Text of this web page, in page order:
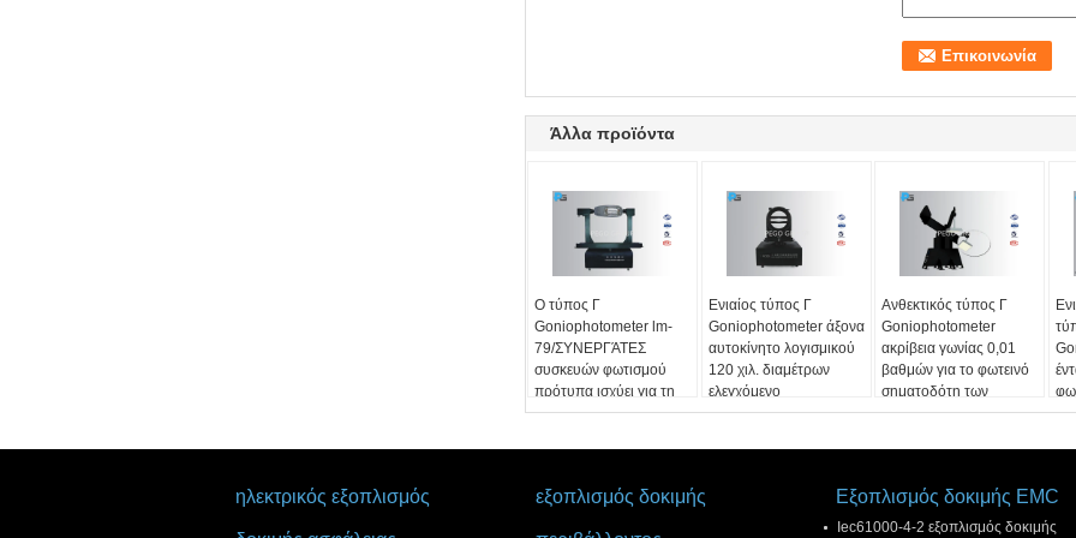
Άλλα προϊόντα
Ο τύπος Γ
Goniophotometer lm-
79/ΣΥΝΕΡΓΆΤΕΣ
συσκευών φωτισμού
πρότυπα ισχύει για τη
δοκιμή αρχείων IES
Ενιαίος τύπος Γ
Goniophotometer άξονα
αυτοκίνητο λογισμικού
120 χιλ. διαμέτρων
ελεγχόμενο
Ανθεκτικός τύπος Γ
Goniophotometer
ακρίβεια γωνίας 0,01
βαθμών για το φωτεινό
σηματοδότη των
οδηγήσεων
ηλεκτρικός εξοπλισμός εξοπλισμός δοκιμής Εξοπλισμός δοκιμής EMC
Iec61000-4-2 εξοπλισμός δοκιμής